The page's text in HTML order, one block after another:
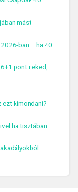
mást
ban – ha 40
pont neked,
ezt kimondani?
ha tisztában